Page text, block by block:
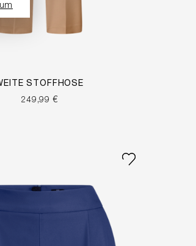
STOFFHOSE
249,99 €